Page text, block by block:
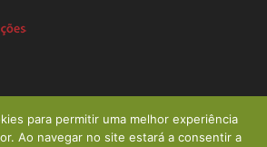
para permitir uma melhor experiência
Ao navegar no site estará a consentir a